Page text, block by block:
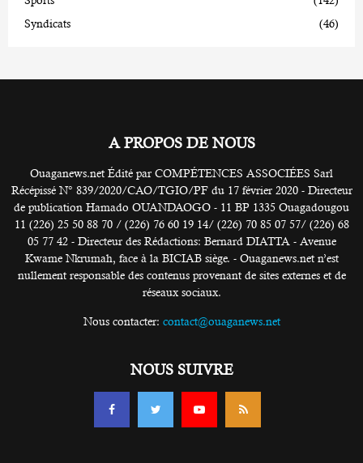
Syndicats
(46)
A PROPOS DE NOUS
Ouaganews.net Édité par COMPÉTENCES ASSOCIÉES Sarl
Récépissé N° 839/2020/CAO/TGIO/PF du 17 février 2020 - Directeur
de publication Hamado OUANDAOGO - 11 BP 1335 Ouagadougou
11 (226) 25 50 88 70 / (226) 76 60 19 14/ (226) 70 85 07 57/ (226) 68
05 77 42 - Directeur des Rédactions: Bernard DIATTA - Avenue
Kwame Nkrumah, face à la BICIAB siège. - Ouaganews.net n’est
nullement responsable des contenus provenant de sites externes et de
réseaux sociaux.
Nous contacter: contact@ouaganews.net
NOUS SUIVRE